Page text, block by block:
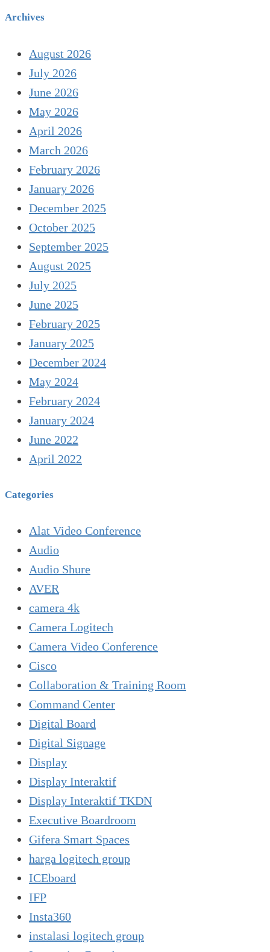
Archives
August 2026
July 2026
June 2026
May 2026
April 2026
March 2026
February 2026
January 2026
December 2025
October 2025
September 2025
August 2025
July 2025
June 2025
February 2025
January 2025
December 2024
May 2024
February 2024
January 2024
June 2022
April 2022
Categories
Alat Video Conference
Audio
Audio Shure
AVER
camera 4k
Camera Logitech
Camera Video Conference
Cisco
Collaboration & Training Room
Command Center
Digital Board
Digital Signage
Display
Display Interaktif
Display Interaktif TKDN
Executive Boardroom
Gifera Smart Spaces
harga logitech group
ICEboard
IFP
Insta360
instalasi logitech group